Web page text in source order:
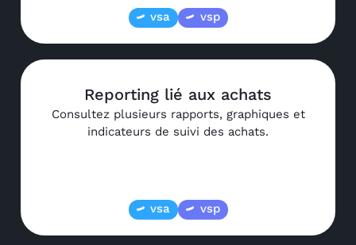
vsa vsp
Reporting lié aux achats
Consultez plusieurs rapports, graphiques et
indicateurs de suivi des achats.
vsa vsp